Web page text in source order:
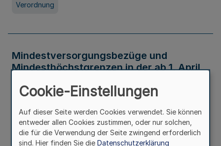
Verordnung
Mindestversorgungsbezüge und
Mindesthöchstgrenzen in der ab 1. April
Verwaltungsvorschrift
Cookie-Einstellungen
Auf dieser Seite werden Cookies verwendet. Sie können
entweder allen Cookies zustimmen, oder nur solchen,
die für die Verwendung der Seite zwingend erforderlich
sind. Hier finden Sie die Datenschutzerklärung